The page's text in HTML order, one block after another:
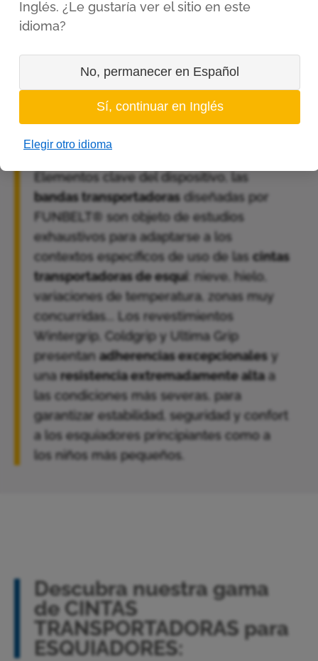
como práctico, para acoger con total
Fiables y duraderas, las cintas
transportadoras de aprendizaje
FUNSTART® también son
fáciles de
mantener
Elementos clave del dispositivo, las
bandas transportadoras diseñadas por
FUNBELT® son objeto de estudios
exhaustivos para adaptarse a los
contextos específicos de uso de lascintas
transportadoras de esquí : nieve, hielo,
variaciones de temperatura, zonas muy
concurridas... Los revestimientos
Wintergrip, Coldgrip y Ultima Grip
presentanadherencias excepcionales y
unaresistencia extremadamente altaa
las condiciones más severas, para
garantizar estabilidad, seguridad y confort
a los esquiadores principiantes como a
los niños más pequeños.
Descubra nuestra gama
de CINTAS
TRANSPORTADORAS para
ESQUIADORES:
Inglés. ¿Le gustaría ver el sitio en este
idioma?
No, permanecer en Español
Sí, continuar en Inglés
Elegir otro idioma